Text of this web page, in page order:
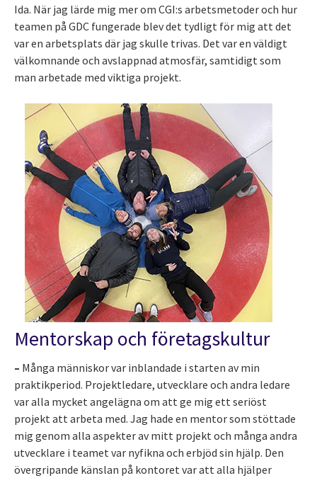
Ida. När jag lärde mig mer om CGI:s arbetsmetoder och hur
teamen på GDC fungerade blev det tydligt för mig att det
var en arbetsplats där jag skulle trivas. Det var en väldigt
välkomnande och avslappnad atmosfär, samtidigt som
man arbetade med viktiga projekt.
Mentorskap och företagskultur
– Många människor var inblandade i starten av min
praktikperiod. Projektledare, utvecklare och andra ledare
var alla mycket angelägna om att ge mig ett seriöst
projekt att arbeta med. Jag hade en mentor som stöttade
mig genom alla aspekter av mitt projekt och många andra
utvecklare i teamet var nyfikna och erbjöd sin hjälp. Den
övergripande känslan på kontoret var att alla hjälper